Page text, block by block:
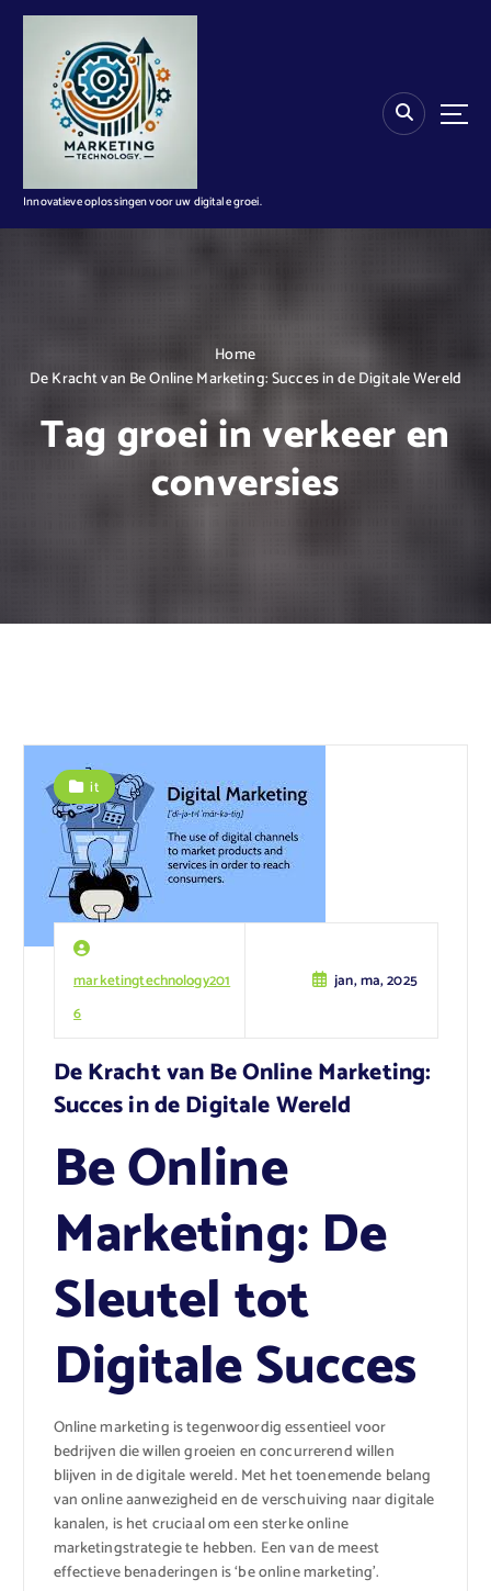
n
Innovatieve oplossingen voor uw digitale groei.
Home
De Kracht van Be Online Marketing: Succes in de Digitale Wereld
Tag groei in verkeer en
conversies
marketingtechnology201
6
jan, ma, 2025
it
De Kracht van Be Online Marketing:
Succes in de Digitale Wereld
Be Online
Marketing: De
Sleutel tot
Digitale Succes
Online marketing is tegenwoordig essentieel voor
bedrijven die willen groeien en concurrerend willen
blijven in de digitale wereld. Met het toenemende belang
van online aanwezigheid en de verschuiving naar digitale
kanalen, is het cruciaal om een sterke online
marketingstrategie te hebben. Een van de meest
effectieve benaderingen is ‘be online marketing’.